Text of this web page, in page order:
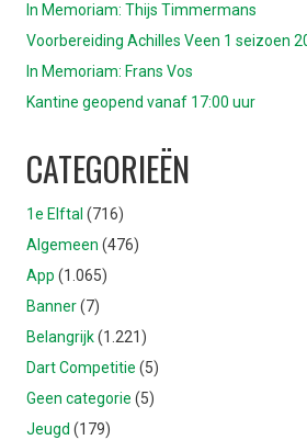
In Memoriam: Thijs Timmermans
Voorbereiding Achilles Veen 1 seizoen
In Memoriam: Frans Vos
Kantine geopend vanaf 17:00 uur
CATEGORIEËN
1e Elftal (716)
Algemeen (476)
App (1.065)
Banner(7)
Belangrijk(1.221)
Dart Competitie (5)
Geen categorie (5)
Jeugd (179)